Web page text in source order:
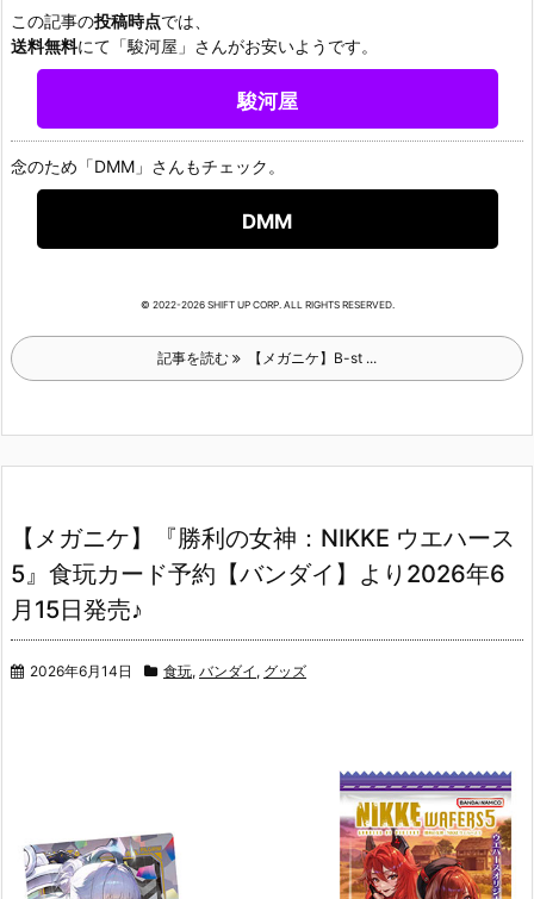
この記事の投稿時点では、
送料無料にて「駿河屋」さんがお安いようです。
駿河屋
念のため「DMM」さんもチェック。
DMM
© 2022-2026 SHIFT UP CORP. ALL RIGHTS RESERVED.
記事を読む 【メガニケ】B-st ...
【メガニケ】『勝利の女神：NIKKE ウエハース
5』食玩カード予約【バンダイ】より2026年6
月15日発売♪
2026年6月14日 食玩, バンダイ , グッズ